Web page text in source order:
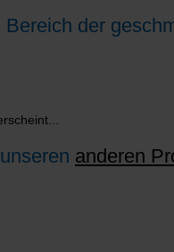
der
anderen